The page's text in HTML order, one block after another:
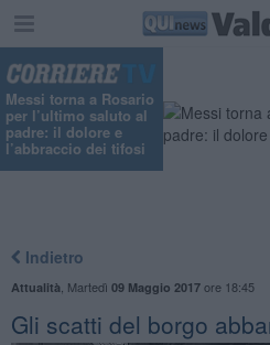
Messi torna a Rosario
per l’ultimo saluto al
padre: il dolore e
l’abbraccio dei tifosi
Indietro
Attualità Martedì 09 Maggio 2017ore 18:45
Gli scatti del borgo